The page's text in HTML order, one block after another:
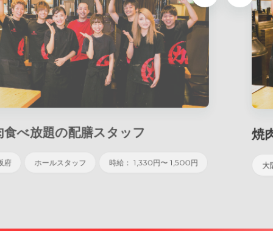
焼肉食べ放題の配膳スタッフ
大阪府 ホールスタッフ 時給： 1,330円〜 1,500円